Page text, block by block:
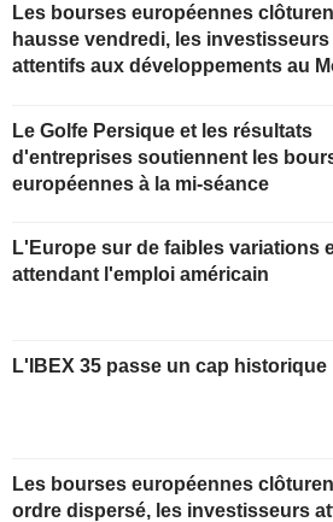
Les bourses européennes
hausse vendredi, les investisseurs
attentifs aux développements au
Le Golfe Persique et les résultats
d'entreprises soutiennent les
européennes à la mi-séance
L'Europe sur de faibles variations
attendant l'emploi américain
L'IBEX 35 passe un cap historique
Les bourses européennes
ordre dispersé, les investisseurs